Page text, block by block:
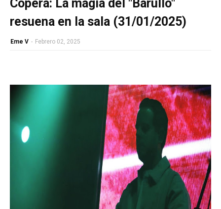
Copera: La magia del "Barullo"
resuena en la sala (31/01/2025)
Eme V - Febrero 02, 2025